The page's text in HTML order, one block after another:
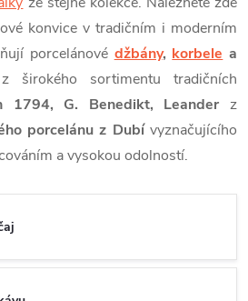
konvice v tradičním i moderním
porcelánové džbány, korbele a
širokého sortimentu tradičních
1794, G. Benedikt, Leander z
porcelánu z Dubívyznačujícího
a vysokou odolností.